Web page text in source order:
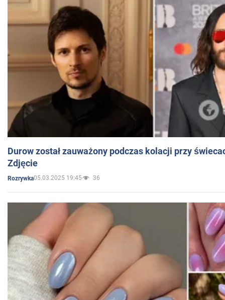
Durow został zauważony podczas kolacji przy
Zdjęcie
Rozrywka05.03.2025 19:45 36